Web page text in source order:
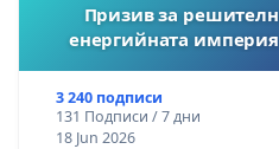
Призив за
енергийната
3 240 подписи
131 Подписи / 7 дни
18 Jun 2026